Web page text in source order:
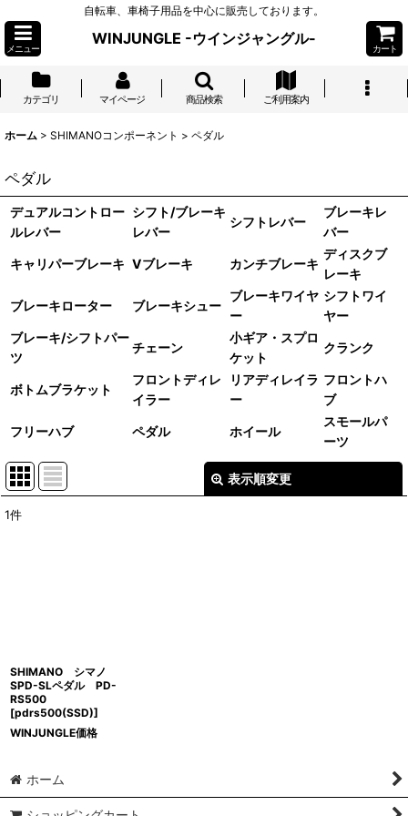
自転車、車椅子用品を中心に販売しております。
メニュー
WINJUNGLE -ウインジャングル-
カート
カテゴリ マイページ 商品検索 ご利用案内
ホーム > SHIMANOコンポーネント > ペダル
ペダル
デュアルコントロー
ルレバー
シフト/ブレーキ
レバー
シフトレバー
ブレーキレ
バー
キャリパーブレーキ Vブレーキ カンチブレーキ
ディスクブ
レーキ
ブレーキローター ブレーキシュー
ブレーキワイヤ
ー
シフトワイ
ヤー
ブレーキ/シフトパー
ツ
チェーン
小ギア・スプロ
ケット
クランク
ボトムブラケット
フロントディレ
イラー
リアディレイラ
ー
フロントハ
ブ
フリーハブ ペダル ホイール
スモールパ
ーツ
表示順変更
1件
SHIMANO シマノ
SPD-SLペダル PD-
RS500
[pdrs500(SSD)]
WINJUNGLE価格
ホーム